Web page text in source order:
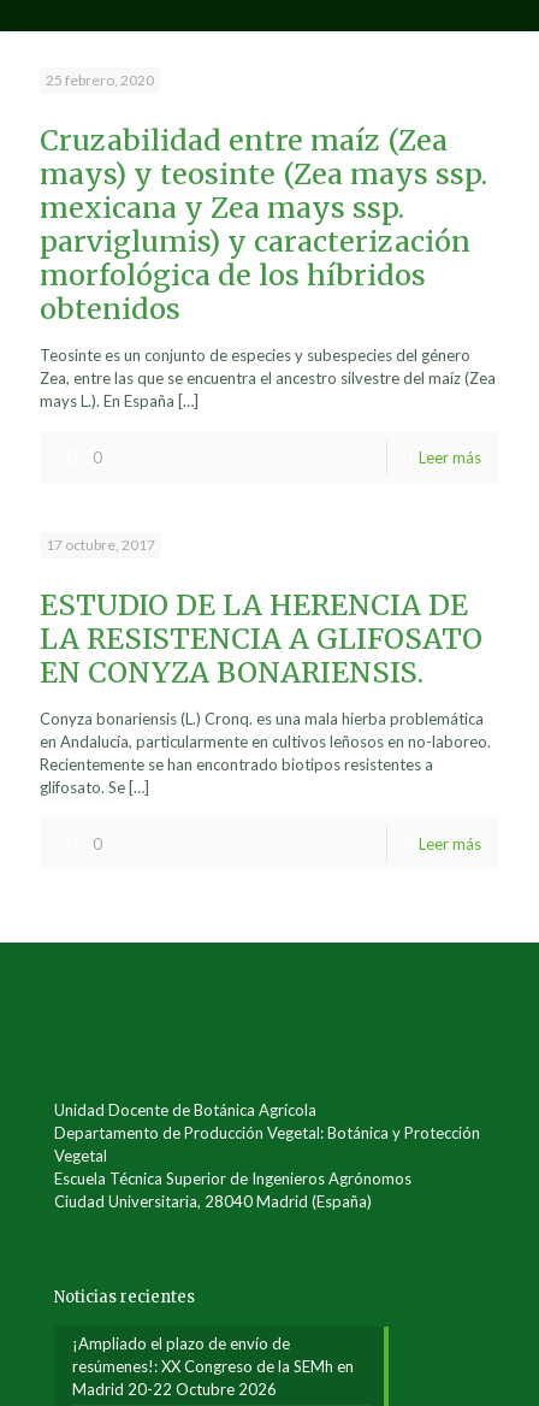
25 febrero, 2020
Cruzabilidad entre maíz (Zea
mays) y teosinte (Zea mays ssp.
mexicana y Zea mays ssp.
parviglumis) y caracterización
morfológica de los híbridos
obtenidos
Teosinte es un conjunto de especies y subespecies del género
Zea, entre las que se encuentra el ancestro silvestre del maíz (Zea
mays L.). En España […]
0 Leer más
17 octubre, 2017
ESTUDIO DE LA HERENCIA DE
LA RESISTENCIA A GLIFOSATO
EN CONYZA BONARIENSIS.
Conyza bonariensis (L.) Cronq. es una mala hierba problemática
en Andalucía, particularmente en cultivos leñosos en no-laboreo.
Recientemente se han encontrado biotipos resistentes a
glifosato. Se […]
0 Leer más
Unidad Docente de Botánica Agrícola
Departamento de Producción Vegetal: Botánica y Protección
Vegetal
Escuela Técnica Superior de Ingenieros Agrónomos
Ciudad Universitaria, 28040 Madrid (España)
Noticias recientes
¡Ampliado el plazo de envío de
resúmenes!: XX Congreso de la SEMh en
Madrid 20-22 Octubre 2026